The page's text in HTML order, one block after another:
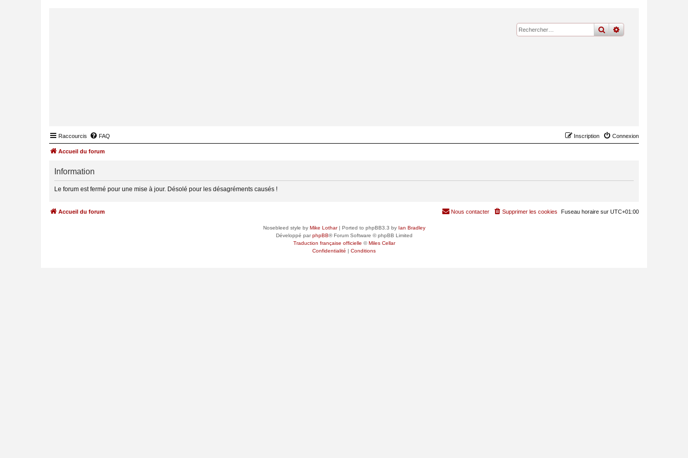
rechercher
recherche
Raccourcis FAQ Connexion
Inscription
Accueil du forum
Information
Le forum est fermé pour une mise à jour. Désolé pour les désagréments causés !
Accueil du forum Fuseau horaire sur UTC+01:00
Supprimer les cookies
Nous contacter
Nosebleed style by Mike Lothar| Ported to phpBB3.3 by Ian Bradley
Développé parphpBB® Forum Software © phpBB Limited
Traduction française officielle ©Miles Cellar
Confidentialité | Conditions